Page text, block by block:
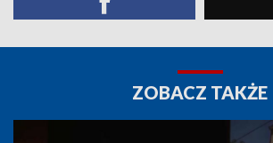
ZOBACZ TAKŻE